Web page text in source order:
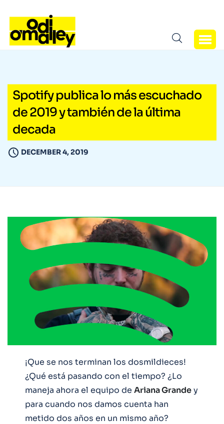
Spotify publica lo más escuchado
de 2019 y también de la última
decada
DECEMBER 4, 2019
¡Que se nos terminan los dosmildieces!
¿Qué está pasando con el tiempo? ¿Lo
maneja ahora el equipo de Ariana Grandey
para cuando nos damos cuenta han
metido dos años en un mismo año?